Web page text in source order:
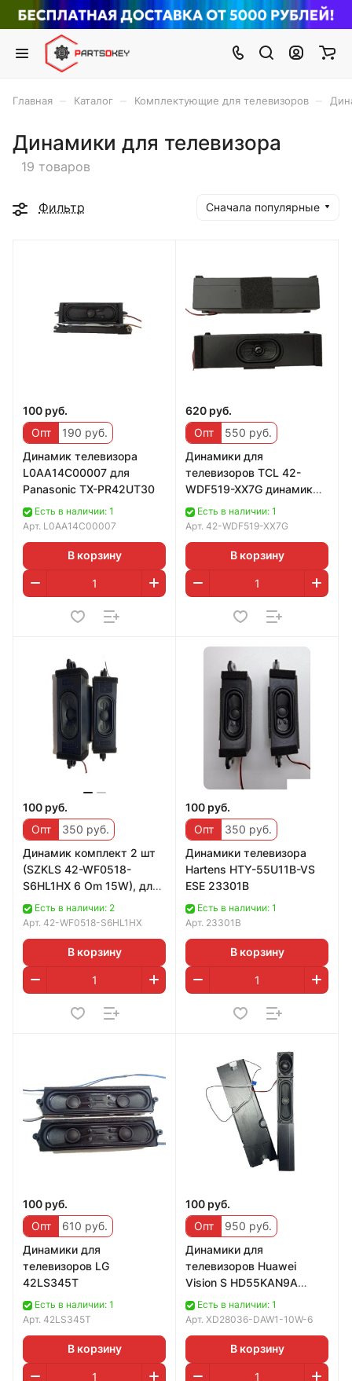
Главная Каталог Комплектующие для телевизоров
Динамики для телевизора
19 товаров
Фильтр Сначала популярные
100 руб.
Опт
190 руб.
Динамик телевизора
L0AA14C00007 для
Panasonic TX-PR42UT30
Есть в наличии: 1
Арт. L0AA14C00007
В корзину
620 руб.
Опт
550 руб.
Динамики для
телевизоров TCL 42-
WDF519-XX7G динамик
наборЕсть в наличии: 1
Арт. 42-WDF519-XX7G
В корзину
100 руб.
Опт
350 руб.
Динамик комплект 2 шт
(SZKLS 42-WF0518-
S6HL1HX 6 Om 15W), для
телевизора Xiaomi
L55M7-EARU
Есть в наличии: 2
Арт. 42-WF0518-S6HL1HX
В корзину
100 руб.
Опт
350 руб.
Динамики телевизора
Hartens HTY-55U11B-VS
ESE 23301B
Есть в наличии: 1
Арт. 23301B
В корзину
100 руб.
Опт
610 руб.
Динамики для
телевизоров LG
42LS345T
Есть в наличии: 1
Арт. 42LS345T
В корзину
100 руб.
Опт
950 руб.
Динамики для
телевизоров Huawei
Vision S HD55KAN9A
XD28036-DAW1-10W-6
Есть в наличии: 1
Арт. XD28036-DAW1-10W-6
В корзину